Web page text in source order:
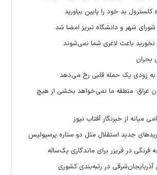
بد خود را پایین بیاورید
شهر و دانشگاه تبریز امضا شد
نخورید باعث لاغری شما نمی‌شوند
بحران
به زودی یک حمله قلبی رخ می‌دهد
عراق: منطقه ما نمی‌خواهد بخشی از هیچ
میانه از خبرنگار آفتاب نیوز
جدید استقلال مثل دو ستاره پرسپولیس
در فریزر برای ماندگاری یک‌ساله
در رتبه‌بندی کشوری